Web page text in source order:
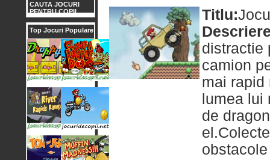
CAUTA JOCURI
PENTRU COPII
Top Jocuri Populare
Titlu:
distractie
camion
mai rapid
lumea
de